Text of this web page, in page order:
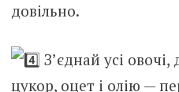
довільно.
З’єднай усі
цукор, оцет і олію —